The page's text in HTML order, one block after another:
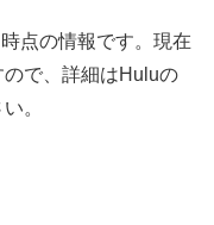
点の情報です。現在
で、詳細はHuluの
。